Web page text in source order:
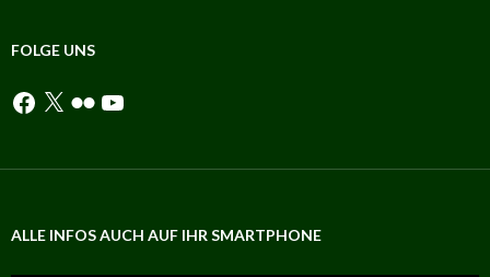
Abteilungen
FOLGE UNS
Facebook
X FlickrYouTube
ALLE INFOS AUCH AUF IHR SMARTPHONE